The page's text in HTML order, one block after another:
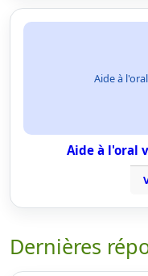
Aide à
Aide à l'oral
Dernières